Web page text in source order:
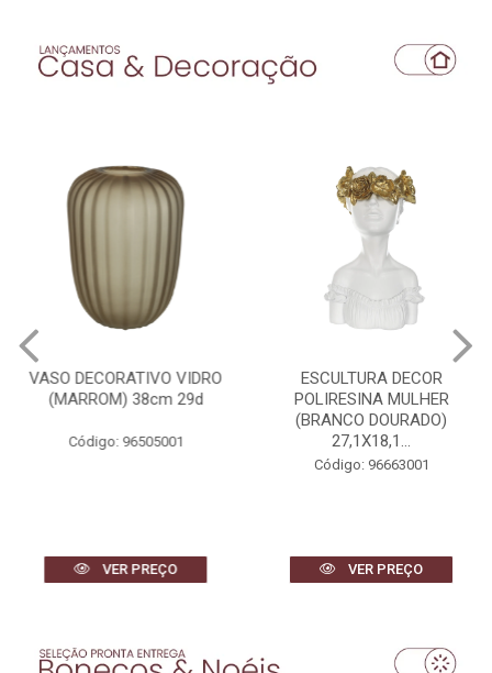
VASO DECORATIVO VIDRO
(MARROM) 38cm 29d
Código: 96505001
VER PREÇO
ESCULTURA DECOR
POLIRESINA MULHER
(BRANCO DOURADO)
27,1X18,1...
Código: 96663001
VER PREÇO